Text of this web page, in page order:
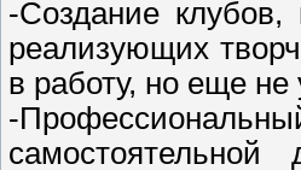
-Создание
реализующих
в работу, но еще не
-